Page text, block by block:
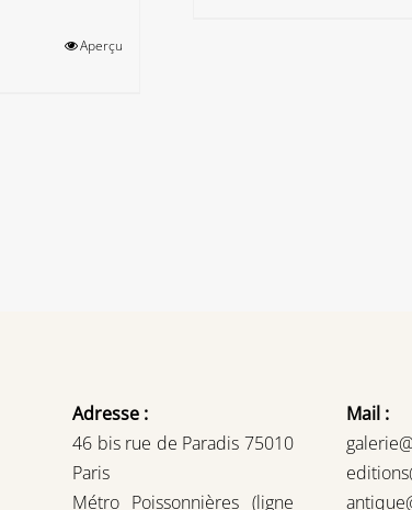
Aperçu
Adresse :
46 bis rue de Paradis 75010
Paris
Métro Poissonnières (ligne
Mail :